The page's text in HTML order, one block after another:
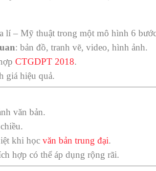
lí – Mỹ thuật trong một mô hình 6
: bản đồ, tranh vẽ, video, hình ảnh.
CTGDPT 2018.
giá hiệu quả.
văn bản.
khi học văn bản trung đại.
hợp có thể áp dụng rộng rãi.